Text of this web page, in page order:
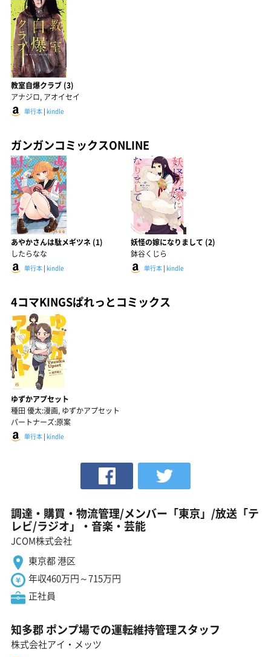
教室自爆クラブ (3)
アナジロ, アオイセイ
単行本 | kindle
ガンガンコミックスONLINE
あやかさんは駄メギツネ (1)
したらなな
単行本 | kindle
妖怪の嫁になりまして (2)
鉢谷くじら
単行本| kindle
4コマKINGSぱれっとコミックス
ゆずかアプセット
種田 優太:漫画, ゆずかアプセット
パートナーズ:原案
単行本 | kindle
調達・購買・物流管理/メンバー「東京」/放送「テ
レビ/ラジオ」・音楽・芸能
JCOM株式会社
東京都 港区
年収460万円～715万円
正社員
知多郡 ポンプ場での運転維持管理スタッフ
株式会社アイ・メッツ